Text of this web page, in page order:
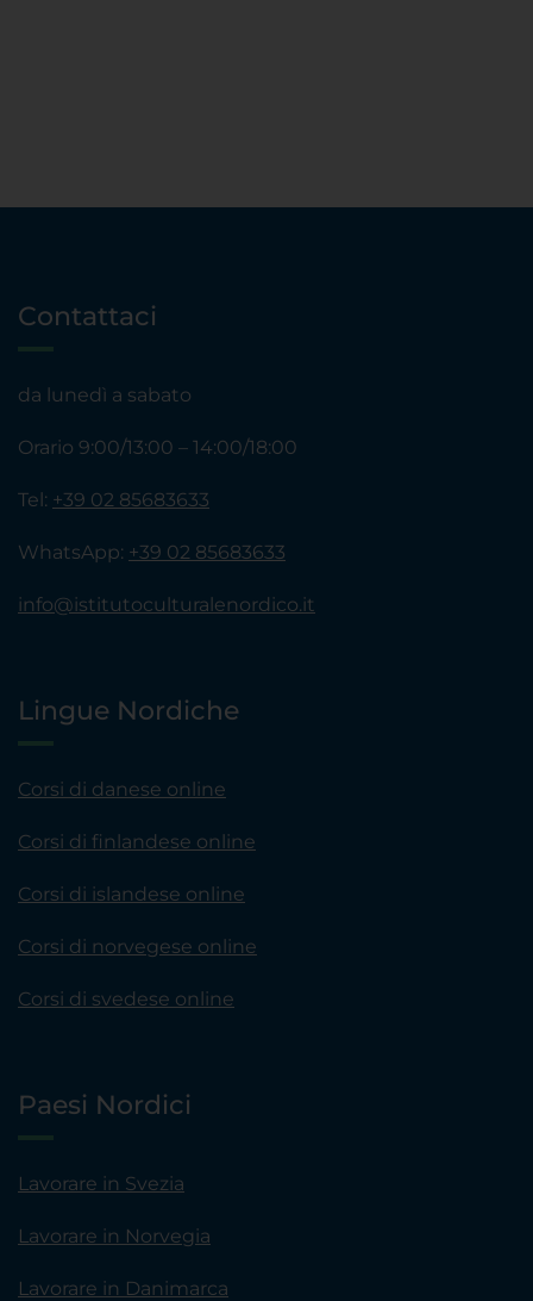
Contattaci
da lunedì a sabato
Orario 9:00/13:00 – 14:00/18:00
Tel: +39 02 85683633
WhatsApp: +39 02 85683633
info@istitutoculturalenordico.it
Lingue Nordiche
Corsi di danese online
Corsi di finlandese online
Corsi di islandese online
Corsi di norvegese online
Corsi di svedese online
Paesi Nordici
Lavorare in Svezia
Lavorare in Norvegia
Lavorare in Danimarca